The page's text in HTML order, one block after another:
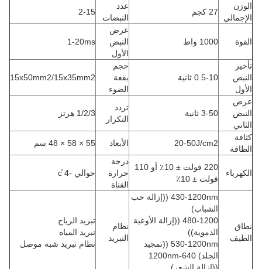
الوزن
الإجمالي
27 كجم
عدد
النبضات
2-15
القوة 1000 واط
عرض
النبض
الأول
1-20ms
تأخير
النبض
الأول
0.5-10 ثانية
حجم
بقعة
الضوء
15x50mm2/15x35mm2
عرض
النبض
الثاني
3-50 ثانية
تردد
التكرار
1/2/3 هرتز
كثافة
الطاقة
20-50J/cm2 الأبعاد 55 × 58 × 48 سم
الكهرباء
220 فولت ± 10٪ أو 110
فولت ± 10٪
درجة
حرارة
القناة
حوالي -4 ̊c
نطاق
الطيف
430-1200nm ((إزالة حب
الشباب)
480-1200 ((إزالة الأوعية
الدموية))
530-1200nm ((تمجيد
الجلد) 640-1200nm
((إزالة الشعر)
نظام
التبريد
تبريد الرياح
تبريد المياه
نظام تبريد شبه موصل